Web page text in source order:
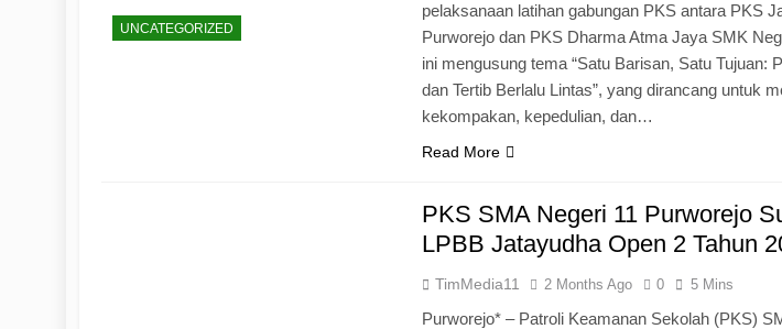
UNCATEGORIZED
pelaksanaan latihan gabungan PKS antara PKS
Purworejo dan PKS Dharma Atma Jaya SMK
ini mengusung tema “Satu Barisan, Satu Tujuan:
dan Tertib Berlalu Lintas”, yang dirancang untuk
kekompakan, kepedulian, dan…
Read More
PKS SMA Negeri 11 Purworejo
LPBB Jatayudha Open 2 Tahun
TimMedia11 2 Months Ago 0 5 Mins
Purworejo* – Patroli Keamanan Sekolah (PKS)